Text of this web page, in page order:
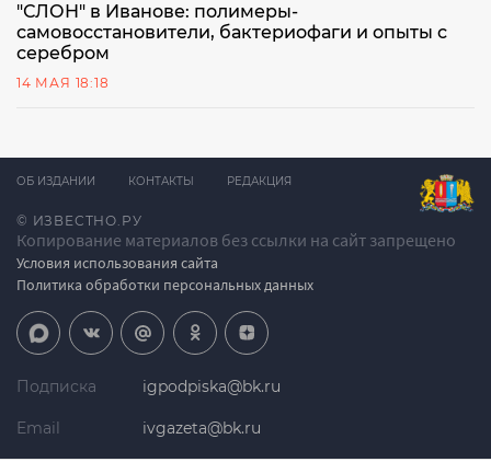
"СЛОН" в Иванове: полимеры-
самовосстановители, бактериофаги и опыты с
серебром
14 МАЯ 18:18
© ИЗВЕСТНО.РУ
Копирование материалов без ссылки на сайт запрещено
Условия использования сайта
Политика обработки персональных данных
ОБ ИЗДАНИИ КОНТАКТЫ РЕДАКЦИЯ
Подписка igpodpiska@bk.ru
Email ivgazeta@bk.ru